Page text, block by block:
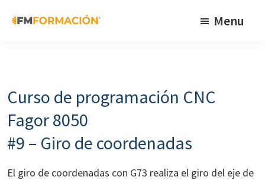
mecánica
Menu
Curso de programación CNC
Fagor 8050
#9 – Giro de coordenadas
El giro de coordenadas con G73 realiza el giro del eje de